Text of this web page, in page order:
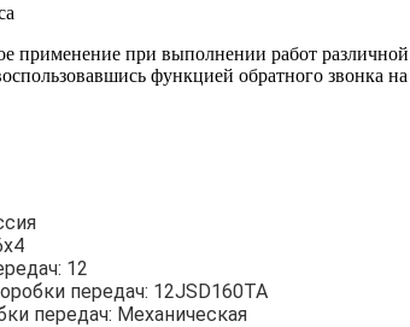
при выполнении работ различной
функцией обратного звонка на
12
передач: 12JSD160TA
передач: Механическая